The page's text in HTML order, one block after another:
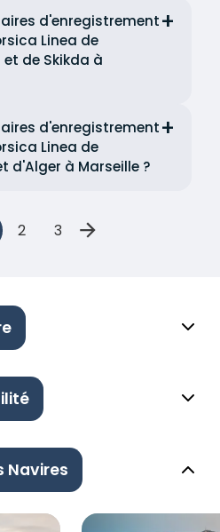
d'enregistrement
Linea de
et de Skikda à
d'enregistrement
Linea de
d'Alger à Marseille ?
2 3
Navires